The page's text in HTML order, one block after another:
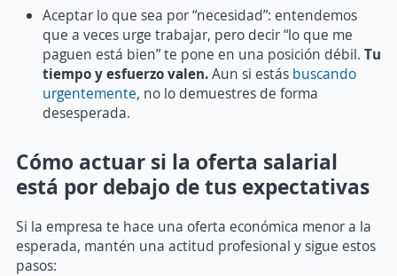
Aceptar lo que sea por “necesidad”: entendemos
que a veces urge trabajar, pero decir “lo que me
paguen está bien” te pone en una posición débil. Tu
tiempo y esfuerzo valen.Aun si estás buscando
urgentemente, no lo demuestres de forma
desesperada.
Cómo actuar si la oferta salarial
está por debajo de tus expectativas
Si la empresa te hace una oferta económica menor a la
esperada, mantén una actitud profesional y sigue estos
pasos: